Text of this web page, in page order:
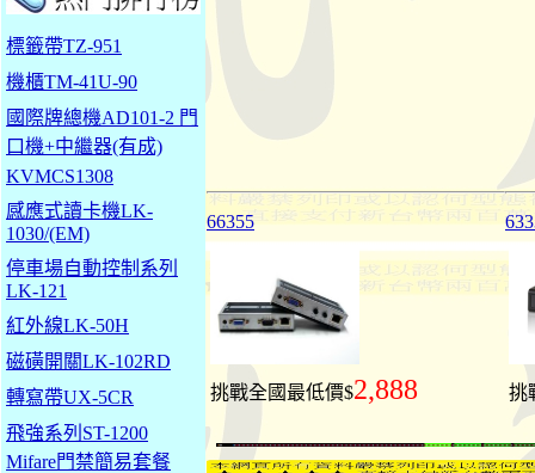
標籤帶TZ-951
機櫃TM-41U-90
國際牌總機AD101-2 門
口機+中繼器(有成)
KVMCS1308
感應式讀卡機LK-
1030/(EM)
停車場自動控制系列
LK-121
紅外線LK-50H
磁磺開關LK-102RD
轉寫帶UX-5CR
飛強系列ST-1200
Mifare門禁簡易套餐
66355
挑戰全國最低價$2,888 挑